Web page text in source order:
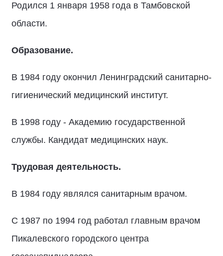
Родился 1 января 1958 года в Тамбовской
области.
Образование.
В 1984 году окончил Ленинградский санитарно-
гигиенический медицинский институт.
В 1998 году - Академию государственной
службы. Кандидат медицинских наук.
Трудовая деятельность.
В 1984 году являлся санитарным врачом.
С 1987 по 1994 год работал главным врачом
Пикалевского городского центра